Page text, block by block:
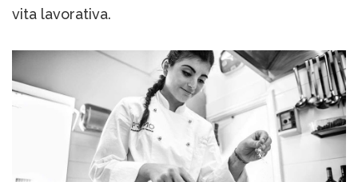
vita lavorativa.